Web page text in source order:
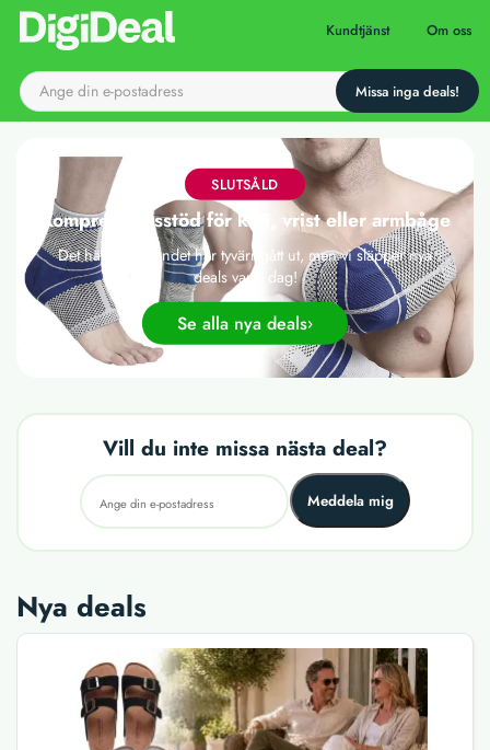
Till startsidan Kundtjänst Om oss
SLUTSÅLD
Kompressionsstöd för knä, vrist eller armbåge
Det här erbjudandet har tyvärr gått ut, men vi släpper nya
deals varje dag!
Se alla nya deals
Vill du inte missa nästa deal?
Meddela mig
Nya deals